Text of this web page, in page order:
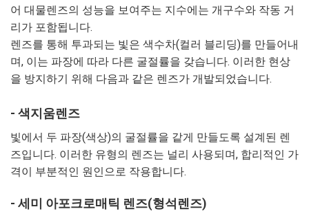
어 대물렌즈의 성능을 보여주는 지수에는 개구수와 작동 거
리가 포함됩니다.
렌즈를 통해 투과되는 빛은 색수차(컬러 블리딩)를 만들어내
며, 이는 파장에 따라 다른 굴절률을 갖습니다. 이러한 현상
을 방지하기 위해 다음과 같은 렌즈가 개발되었습니다.
- 색지움렌즈
빛에서 두 파장(색상)의 굴절률을 같게 만들도록 설계된 렌
즈입니다. 이러한 유형의 렌즈는 널리 사용되며, 합리적인 가
격이 부분적인 원인으로 작용합니다.
- 세미 아포크로매틱 렌즈(형석렌즈)